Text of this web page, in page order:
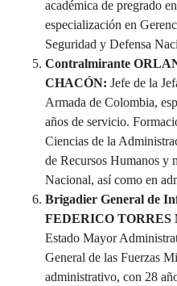
académica de pregrado
especialización en
Seguridad y Defensa
Contralmirante
CHACÓN: Jefe de la
Armada de Colombia,
años de servicio.
Ciencias de la
de Recursos Humanos y
Nacional, así como en
Brigadier General de
FEDERICO TORRES
Estado Mayor
General de las Fuerzas
administrativo, con 28